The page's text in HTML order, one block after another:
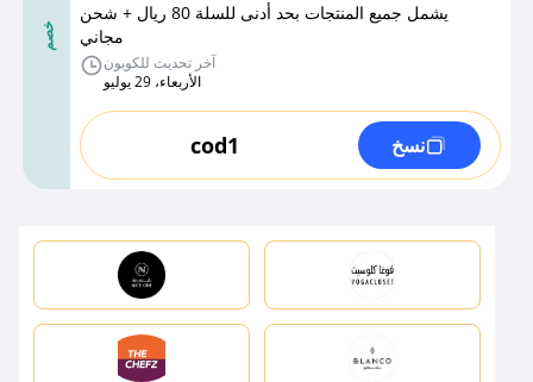
خصم
يشمل جميع المنتجات بحد أدنى للسلة 80 ريال + شحن
مجاني
آخر تحديث للكوبون
الأربعاء، 29 يوليو
cod1 نسخ